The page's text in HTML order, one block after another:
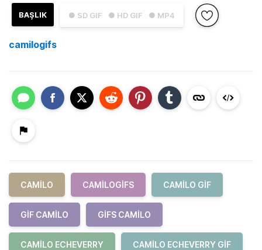
● SD GIF ● HD GIF ● MP4
BAŞLIK
camilogifs
CAMILO CAMILOGIFS CAMILO GIF
GIF CAMILO GIFS CAMILO
CAMILO ECHEVERRY CAMILO ECHEVERRY GIF